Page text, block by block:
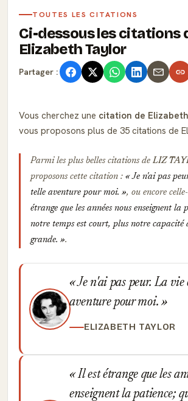
TOUTES LES CITATIONS
Ci-dessous les citations
Elizabeth Taylor
Partager :
Vous cherchez une citation de
vous proposons plus de 35 citations de
Parmi les plus belles citations de LIZ
proposons cette citation :
Je n'ai pas
telle aventure pour moi.
, ou encore
étrange que les années nous enseignent la
notre temps est court, plus notre capacité
grande.
.
Je n'ai pas peur. La vie
aventure pour moi.
ELIZABETH TAYLOR
Il est étrange que les
enseignent la patience;